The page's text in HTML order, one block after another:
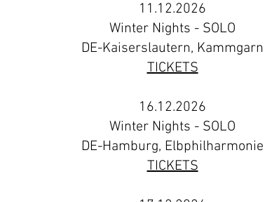
11.12.2026
Winter Nights - SOLO
DE-Kaiserslautern, Kammgarn
TICKETS
16.12.2026
Winter Nights - SOLO
DE-Hamburg, Elbphilharmonie
TICKETS